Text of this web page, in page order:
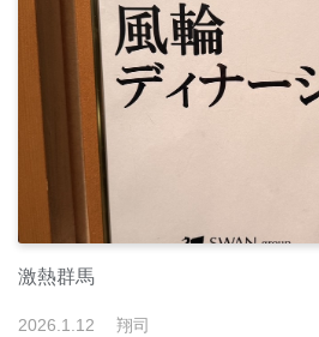
激熱群馬
2026 1 12 翔司